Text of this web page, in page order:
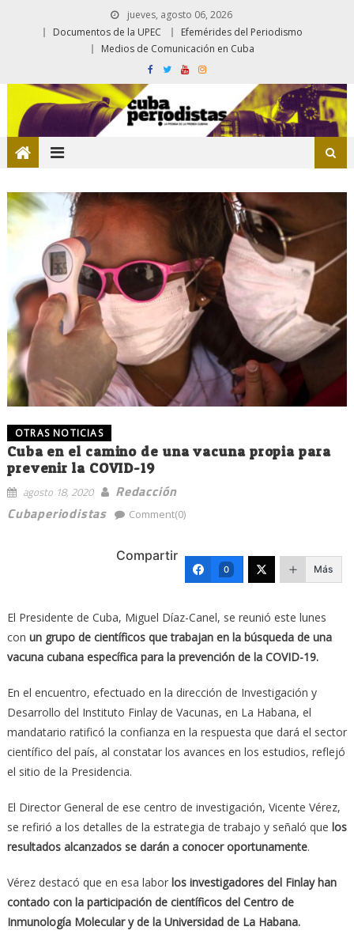
jueves, agosto 06, 2026
Documentos de la UPEC
Efemérides del Periodismo
Medios de Comunicación en Cuba
OTRAS NOTICIAS
Cuba en el camino de una vacuna propia para
prevenir la COVID-19
agosto 18, 2020
Redacción
Cubaperiodistas
Comment(0)
Compartir
0 Más
El Presidente de Cuba, Miguel Díaz-Canel, se reunió este lunes
con un grupo de científicos que trabajan en la búsqueda de una
vacuna cubana específica para la prevención de la COVID-19.
En el encuentro, efectuado en la dirección de Investigación y
Desarrollo del Instituto Finlay de Vacunas, en La Habana, el
mandatario ratificó la confianza en la respuesta que dará el sector
científico del país, al constatar los avances en los estudios, reflejó
el sitio de la Presidencia.
El Director General de ese centro de investigación, Vicente Vérez,
se refirió a los detalles de la estrategia de trabajo y señaló que los
resultados alcanzados se darán a conocer oportunamente.
Vérez destacó que en esa laborlos investigadores del Finlay han
contado con la participación de científicos del Centro de
Inmunología Molecular y de la Universidad de La Habana.